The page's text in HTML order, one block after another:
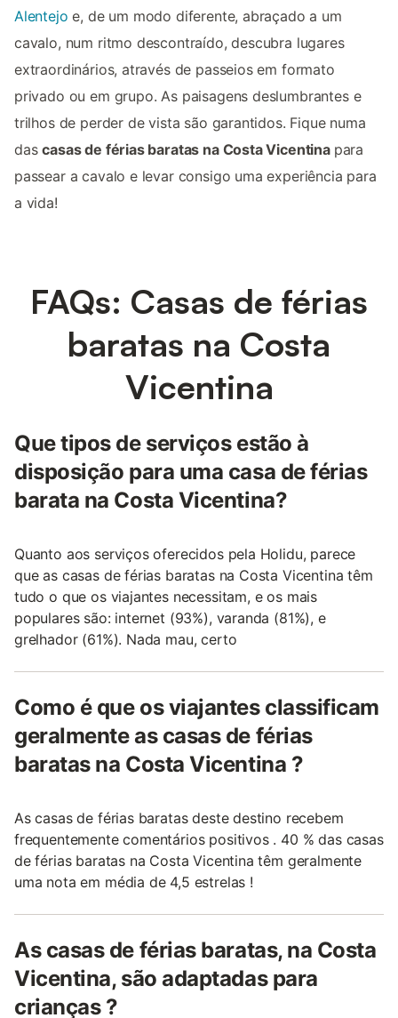
Alentejo e, de um modo diferente, abraçado a um
cavalo, num ritmo descontraído, descubra lugares
extraordinários, através de passeios em formato
privado ou em grupo. As paisagens deslumbrantes e
trilhos de perder de vista são garantidos. Fique numa
dascasas de férias baratas na Costa Vicentina para
passear a cavalo e levar consigo uma experiência para
a vida!
FAQs: Casas de férias
baratas na Costa
Vicentina
Que tipos de serviços estão à
disposição para uma casa de férias
barata na Costa Vicentina?
Quanto aos serviços oferecidos pela Holidu, parece
que as casas de férias baratas na Costa Vicentina têm
tudo o que os viajantes necessitam, e os mais
populares são: internet (93%), varanda (81%), e
grelhador (61%). Nada mau, certo
Como é que os viajantes classificam
geralmente as casas de férias
baratas na Costa Vicentina ?
As casas de férias baratas deste destino recebem
frequentemente comentários positivos . 40 % das casas
de férias baratas na Costa Vicentina têm geralmente
uma nota em média de 4,5 estrelas !
As casas de férias baratas, na Costa
Vicentina, são adaptadas para
crianças ?